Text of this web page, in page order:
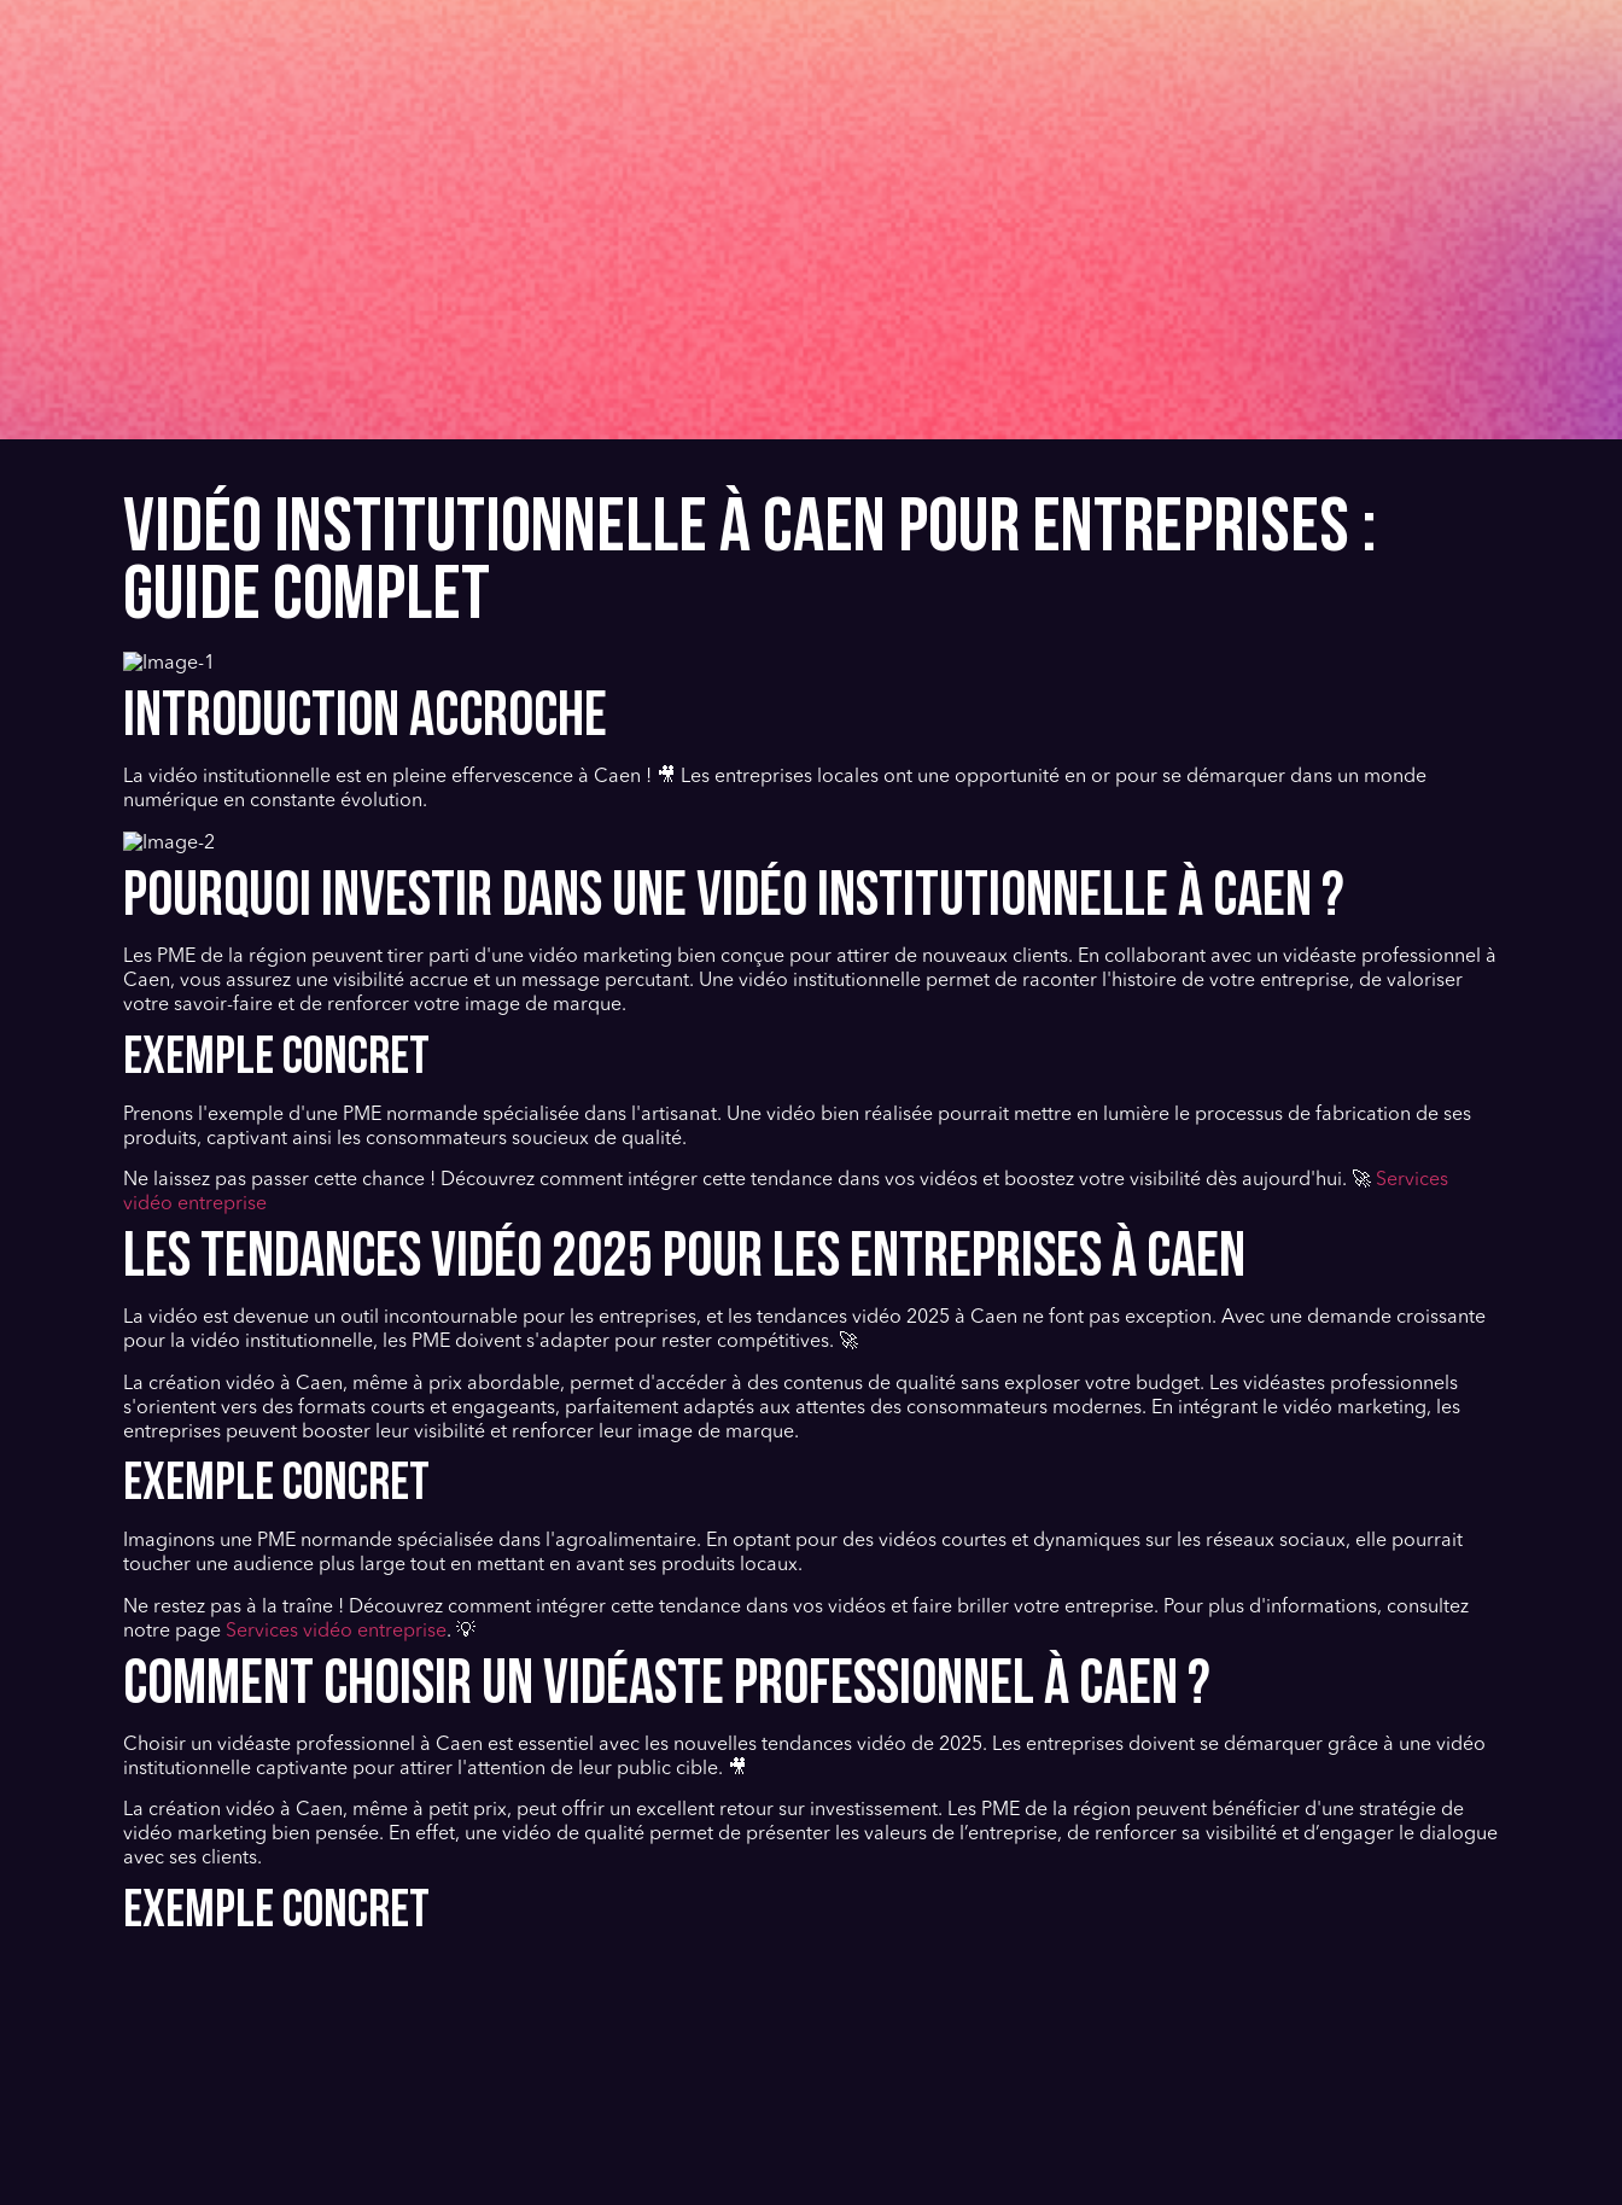
VIDÉO INSTITUTIONNELLE À CAEN POUR ENTREPRISES :
GUIDE COMPLET
INTRODUCTION ACCROCHE
La vidéo institutionnelle est en pleine effervescence à Caen ! 🎥 Les entreprises locales ont une opportunité en or pour se démarquer dans un monde
numérique en constante évolution.
POURQUOI INVESTIR DANS UNE VIDÉO INSTITUTIONNELLE À CAEN ?
Les PME de la région peuvent tirer parti d'une vidéo marketing bien conçue pour attirer de nouveaux clients. En collaborant avec un vidéaste professionnel à
Caen, vous assurez une visibilité accrue et un message percutant. Une vidéo institutionnelle permet de raconter l'histoire de votre entreprise, de valoriser
votre savoir-faire et de renforcer votre image de marque.
Exemple concret
Prenons l'exemple d'une PME normande spécialisée dans l'artisanat. Une vidéo bien réalisée pourrait mettre en lumière le processus de fabrication de ses
produits, captivant ainsi les consommateurs soucieux de qualité.
Ne laissez pas passer cette chance ! Découvrez comment intégrer cette tendance dans vos vidéos et boostez votre visibilité dès aujourd'hui. 🚀 Services
vidéo entreprise
LES TENDANCES VIDÉO 2025 POUR LES ENTREPRISES À CAEN
La vidéo est devenue un outil incontournable pour les entreprises, et les tendances vidéo 2025 à Caen ne font pas exception. Avec une demande croissante
pour la vidéo institutionnelle, les PME doivent s'adapter pour rester compétitives. 🚀
La création vidéo à Caen, même à prix abordable, permet d'accéder à des contenus de qualité sans exploser votre budget. Les vidéastes professionnels
s'orientent vers des formats courts et engageants, parfaitement adaptés aux attentes des consommateurs modernes. En intégrant le vidéo marketing, les
entreprises peuvent booster leur visibilité et renforcer leur image de marque.
Exemple concret
Imaginons une PME normande spécialisée dans l'agroalimentaire. En optant pour des vidéos courtes et dynamiques sur les réseaux sociaux, elle pourrait
toucher une audience plus large tout en mettant en avant ses produits locaux.
Ne restez pas à la traîne ! Découvrez comment intégrer cette tendance dans vos vidéos et faire briller votre entreprise. Pour plus d'informations, consultez
notre page Services vidéo entreprise. 💡
COMMENT CHOISIR UN VIDÉASTE PROFESSIONNEL À CAEN ?
Choisir un vidéaste professionnel à Caen est essentiel avec les nouvelles tendances vidéo de 2025. Les entreprises doivent se démarquer grâce à une vidéo
institutionnelle captivante pour attirer l'attention de leur public cible. 🎥
La création vidéo à Caen, même à petit prix, peut offrir un excellent retour sur investissement. Les PME de la région peuvent bénéficier d'une stratégie de
vidéo marketing bien pensée. En effet, une vidéo de qualité permet de présenter les valeurs de l’entreprise, de renforcer sa visibilité et d’engager le dialogue
avec ses clients.
Exemple concret